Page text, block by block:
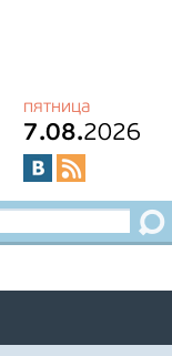
пятница
7.08.2026